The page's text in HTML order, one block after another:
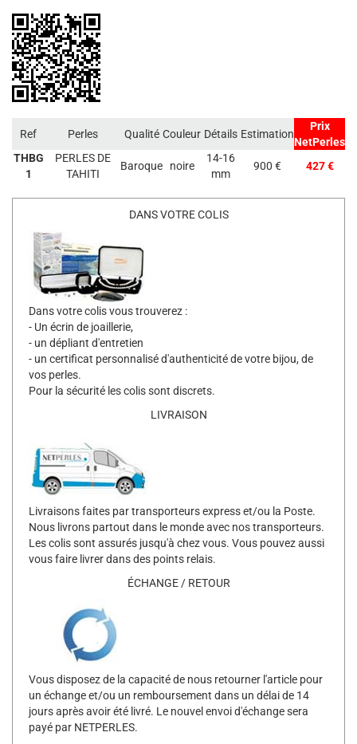
Ref Perles Qualité Couleur Détails Estimation
Prix
NetPerles
THBG
1
PERLES DE
TAHITI
Baroque noire
14-16
mm
900 € 427 €
DANS VOTRE COLIS
Dans votre colis vous trouverez :
- Un écrin de joaillerie,
- un dépliant d'entretien
- un certificat personnalisé d'authenticité de votre bijou, de
vos perles.
Pour la sécurité les colis sont discrets.
LIVRAISON
Livraisons faites par transporteurs express et/ou la Poste.
Nous livrons partout dans le monde avec nos transporteurs.
Les colis sont assurés jusqu'à chez vous. Vous pouvez aussi
vous faire livrer dans des points relais.
ÉCHANGE / RETOUR
Vous disposez de la capacité de nous retourner l'article pour
un échange et/ou un remboursement dans un délai de 14
jours après avoir été livré. Le nouvel envoi d'échange sera
payé par NETPERLES.